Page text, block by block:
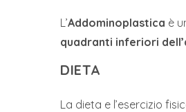
L’Addominoplastica è
quadranti inferiori
DIETA
La dieta e l’esercizio